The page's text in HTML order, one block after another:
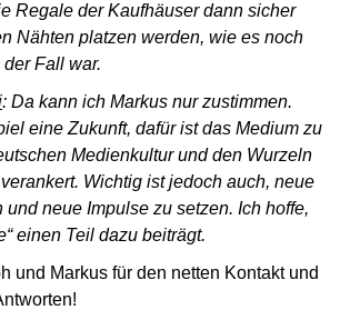
Regale der Kaufhäuser dann sicher
Nähten platzen werden, wie es noch
Fall war.
: Da kann ich Markus nur zustimmen.
eine Zukunft, dafür ist das Medium zu
Medienkultur und den Wurzeln
Wichtig ist jedoch auch, neue
neue Impulse zu setzen. Ich hoffe,
einen Teil dazu beiträgt.
und Markus für den netten Kontakt und